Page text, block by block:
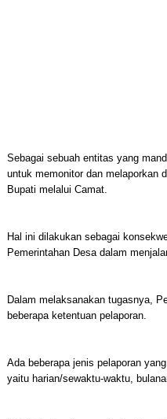
Sebagai sebuah entitas yang
untuk memonitor dan melaporkan
Bupati melalui Camat.
Hal ini dilakukan sebagai
Pemerintahan Desa dalam
Dalam melaksanakan tugasnya,
beberapa ketentuan pelaporan.
Ada beberapa jenis pelaporan
yaitu harian/sewaktu-waktu,